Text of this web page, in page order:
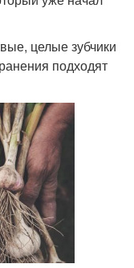
целые зубчики
подходят